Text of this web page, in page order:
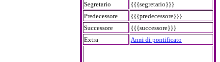
Segretario
{{{segretario}}}
Predecessore
{{{predecessore}}}
Successore
{{{successore}}}
Extra
Anni di pontificato